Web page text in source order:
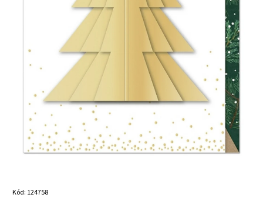
Kód: 124758